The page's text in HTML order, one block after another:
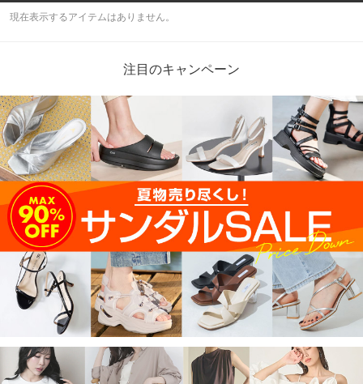
現在表示するアイテムはありません。
注目のキャンペーン